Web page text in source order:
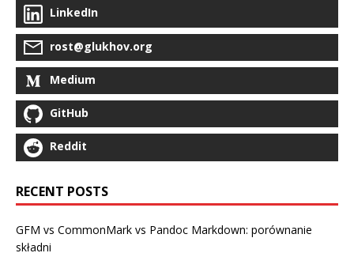
LinkedIn
rost@glukhov.org
Medium
GitHub
Reddit
RECENT POSTS
GFM vs CommonMark vs Pandoc Markdown: porównanie
składni